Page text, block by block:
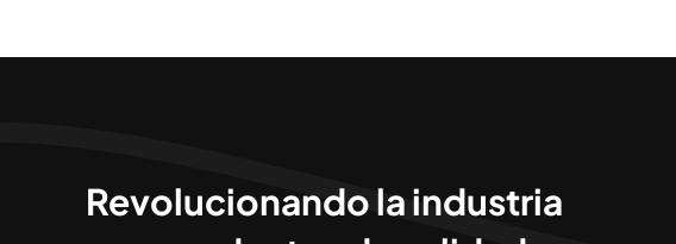
Revolucionando la industria